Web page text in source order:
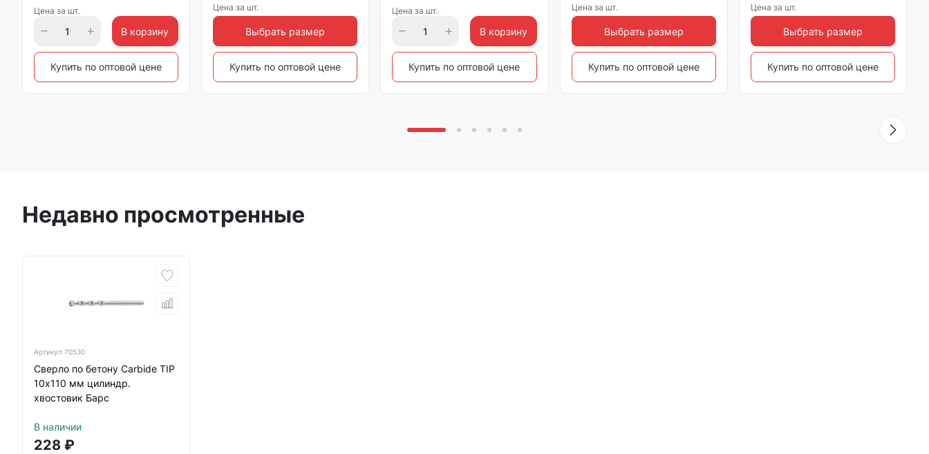
Цена за шт.
В корзину
Купить по оптовой цене
Цена за шт.
Выбрать размер
Купить по оптовой цене
Цена за шт.
В корзину
Купить по оптовой цене
Цена за шт.
Выбрать размер
Купить по оптовой цене
Цена за шт.
Выбрать размер
Купить по оптовой цене
Недавно просмотренные
Артикул 70530
Сверло по бетону Carbide TIP
10х110 мм цилиндр.
хвостовик Барс
В наличии
228 ₽